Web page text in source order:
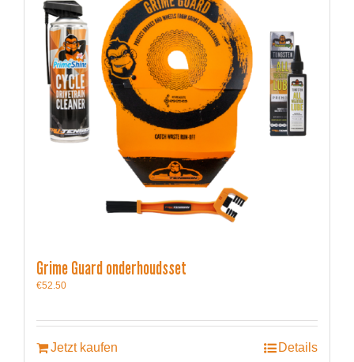
Grime Guard onderhoudsset
€52.50
Jetzt kaufen Details